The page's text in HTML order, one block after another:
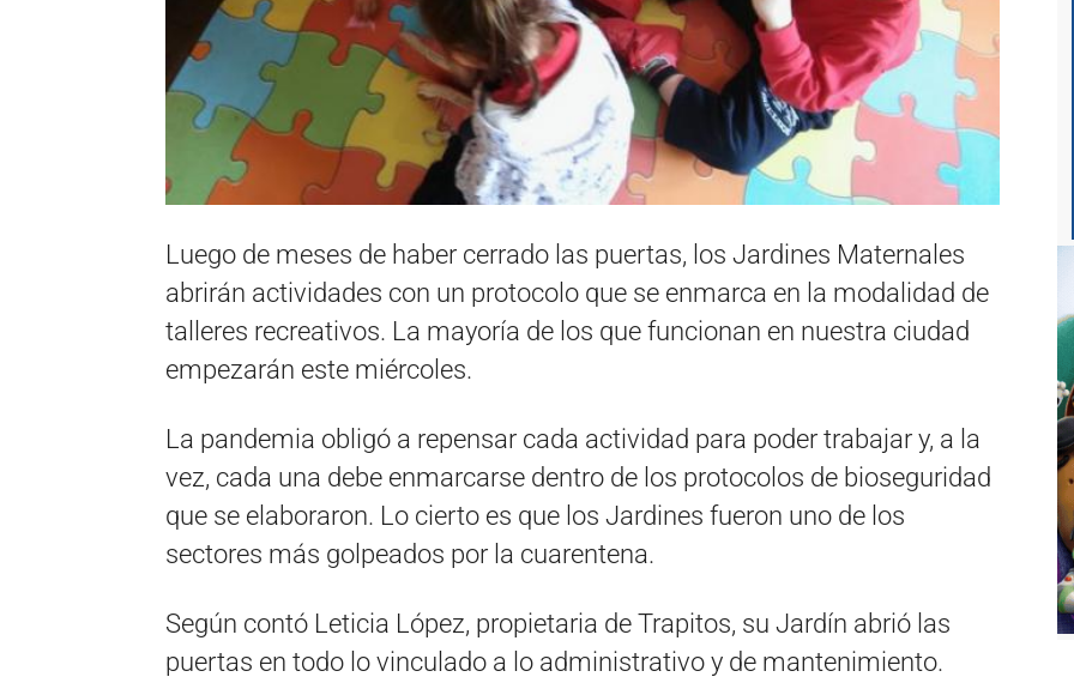
Luego de meses de haber cerrado las puertas, los Jardines Maternales
abrirán actividades con un protocolo que se enmarca en la modalidad de
talleres recreativos. La mayoría de los que funcionan en nuestra ciudad
empezarán este miércoles.
La pandemia obligó a repensar cada actividad para poder trabajar y, a la
vez, cada una debe enmarcarse dentro de los protocolos de bioseguridad
que se elaboraron. Lo cierto es que los Jardines fueron uno de los
sectores más golpeados por la cuarentena.
Según contó Leticia López, propietaria de Trapitos, su Jardín abrió las
puertas en todo lo vinculado a lo administrativo y de mantenimiento.